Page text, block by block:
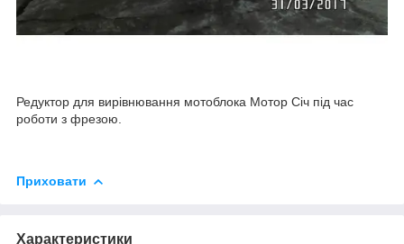
Редуктор для вирівнювання мотоблока Мотор Січ під час
роботи з фрезою.
Приховати
Характеристики